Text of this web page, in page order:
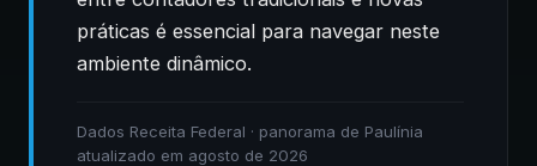
práticas é essencial para navegar neste
ambiente dinâmico.
Dados Receita Federal · panorama de Paulínia
atualizado em agosto de 2026